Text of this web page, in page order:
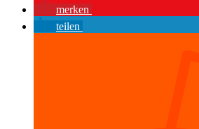
merken
teilen